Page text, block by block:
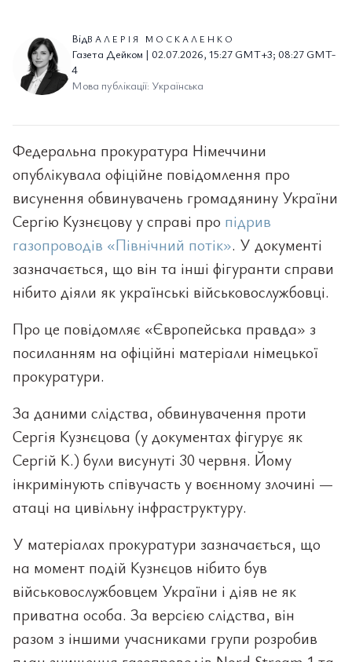
ВідВАЛЕРІЯ МОСКАЛЕНКО
Газета Дейком | 02.07.2026, 15:27 GMT+3; 08:27 GMT-
4
Мова публікації: Українська
Федеральна прокуратура Німеччини
опублікувала офіційне повідомлення про
висунення обвинувачень громадянину України
Сергію Кузнєцову у справі про підрив
газопроводів «Північний потік». У документі
зазначається, що він та інші фігуранти справи
нібито діяли як українські військовослужбовці.
Про це повідомляє «Європейська правда» з
посиланням на офіційні матеріали німецької
прокуратури.
За даними слідства, обвинувачення проти
Сергія Кузнєцова (у документах фігурує як
Сергій К.) були висунуті 30 червня. Йому
інкримінують співучасть у воєнному злочині —
атаці на цивільну інфраструктуру.
У матеріалах прокуратури зазначається, що
на момент подій Кузнєцов нібито був
військовослужбовцем України і діяв не як
приватна особа. За версією слідства, він
разом з іншими учасниками групи розробив